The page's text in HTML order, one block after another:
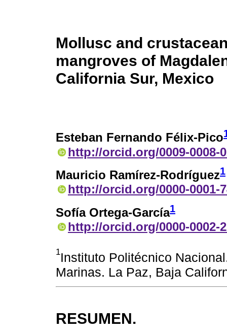
Mollusc and
mangroves of
California Sur, Mexico
Esteban Fernando Félix-Pico
http://orcid.org/0009-0008-
Mauricio Ramírez-Rodríguez1
http://orcid.org/0000-0001-
Sofía Ortega-García1
http://orcid.org/0000-0002-
1Instituto Politécnico
Marinas. La Paz, Baja
RESUMEN.